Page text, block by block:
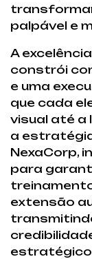
palpável e
A
constrói
e uma
que cada
visual até a
a
NexaCorp,
para
extensão
estratégico